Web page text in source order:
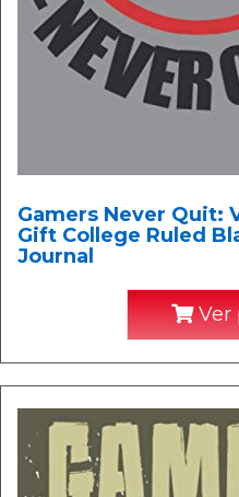
Gamers Never Quit:
Gift College Ruled
Journal
Ver